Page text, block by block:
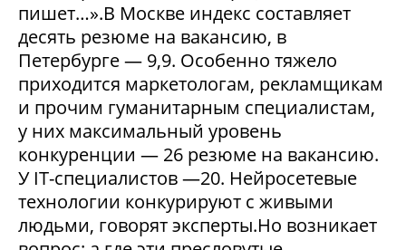
пишет…».В Москве индекс составляет
десять резюме на вакансию, в
Петербурге — 9,9. Особенно тяжело
приходится маркетологам, рекламщикам
и прочим гуманитарным специалистам,
у них максимальный уровень
конкуренции — 26 резюме на вакансию.
У IT-специалистов —20. Нейросетевые
технологии конкурируют с живыми
людьми, говорят эксперты.Но возникает